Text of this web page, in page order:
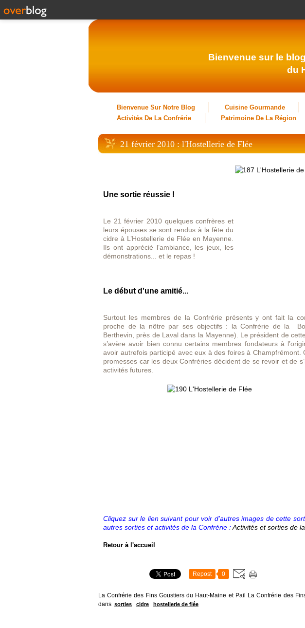
Bienvenue sur le
du
Bienvenue Sur Notre Blog Cuisine Gourmande
Activités De La Confrérie
Patrimoine De La Région
21 février 2010 : l'Hostellerie de Flée
Une sortie réussie !
Le 21 février 2010 quelques confrères et
leurs épouses se sont rendus à la fête du
cidre à L’Hostellerie de Flée en Mayenne.
Ils ont apprécié l’ambiance, les jeux, les
démonstrations... et le repas !
Le début d'une amitié...
Surtout les membres de la Confrérie présents y ont fait la
proche de la nôtre par ses objectifs : la Confrérie de la
Berthevin, près de Laval dans la Mayenne). Le président de
s’avère avoir bien connu certains membres fondateurs à
avoir autrefois participé avec eux à des foires à Champfrémont.
promesses car les deux Confréries décident de se revoir et de
activités futures.
Cliquez sur le lien suivant pour voir d'autres images de cette
autres sorties et activités de la Confrérie :Activités et sorties de
Retour à l'accueil
Repost 0
La Confrérie des Fins Goustiers du Haut-Maine et Pail La Confrérie des
dans sorties cidre hostellerie de flée